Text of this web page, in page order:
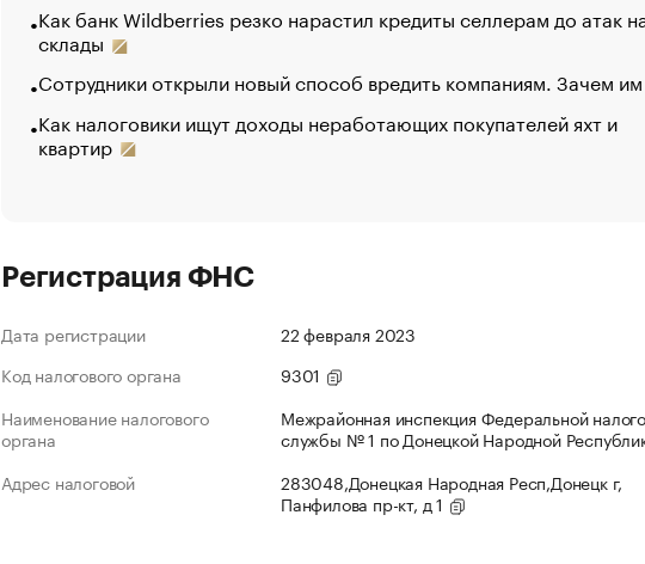
Как банк Wildberries резко нарастил кредиты селлерам до атак
склады
Сотрудники открыли новый способ вредить компаниям. Зачем
Как налоговики ищут доходы неработающих покупателей яхт и
квартир
Регистрация ФНС
Дата регистрации
22 февраля 2023
Код налогового органа
9301
Наименование налогового
органа
Межрайонная инспекция Федеральной
службы № 1 по Донецкой Народной
Адрес налоговой
283048,Донецкая Народная Респ,Донецк г,
Панфилова пр-кт, д 1